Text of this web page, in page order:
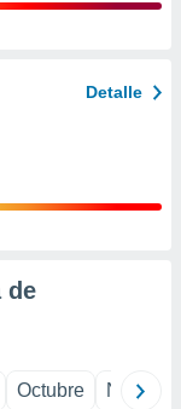
Detalle
de
Octubre